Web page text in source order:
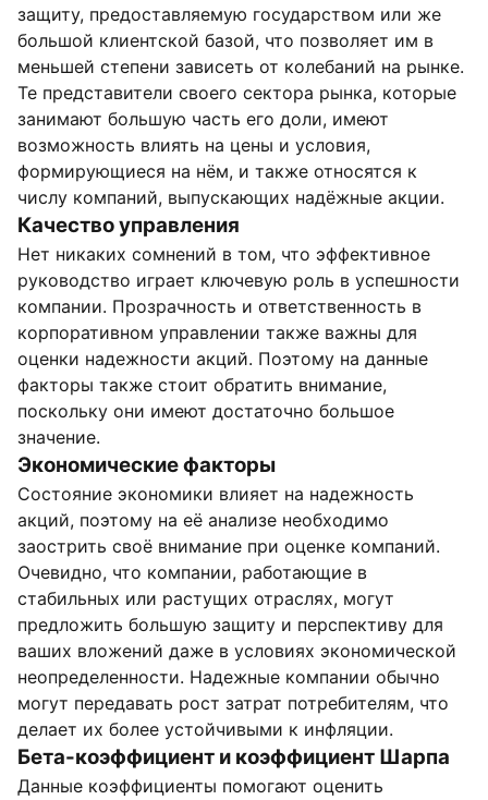
защиту, предоставляемую государством или же
большой клиентской базой, что позволяет им в
меньшей степени зависеть от колебаний на рынке.
Те представители своего сектора рынка, которые
занимают большую часть его доли, имеют
возможность влиять на цены и условия,
формирующиеся на нём, и также относятся к
числу компаний, выпускающих надёжные акции.
Качество управления
Нет никаких сомнений в том, что эффективное
руководство играет ключевую роль в успешности
компании. Прозрачность и ответственность в
корпоративном управлении также важны для
оценки надежности акций. Поэтому на данные
факторы также стоит обратить внимание,
поскольку они имеют достаточно большое
значение.
Экономические факторы
Состояние экономики влияет на надежность
акций, поэтому на её анализе необходимо
заострить своё внимание при оценке компаний.
Очевидно, что компании, работающие в
стабильных или растущих отраслях, могут
предложить большую защиту и перспективу для
ваших вложений даже в условиях экономической
неопределенности. Надежные компании обычно
могут передавать рост затрат потребителям, что
делает их более устойчивыми к инфляции.
Бета-коэффициент и коэффициент Шарпа
Данные коэффициенты помогают оценить